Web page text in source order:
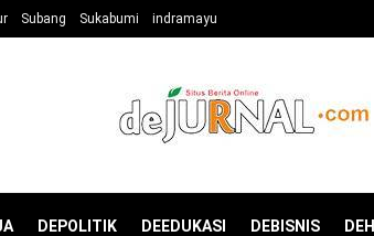
Subang Sukabumi indramayu
DEPOLITIK DEEDUKASI DEBISNIS